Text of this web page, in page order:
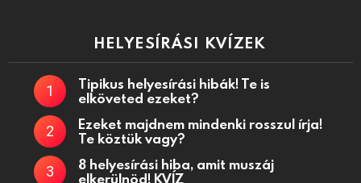
HELYESÍRÁSI KVÍZEK
Tipikus helyesírási hibák! Te is
elköveted ezeket?
Ezeket majdnem mindenki rosszul írja!
Te köztük vagy?
8 helyesírási hiba, amit muszáj
elkerülnöd! KVÍZ